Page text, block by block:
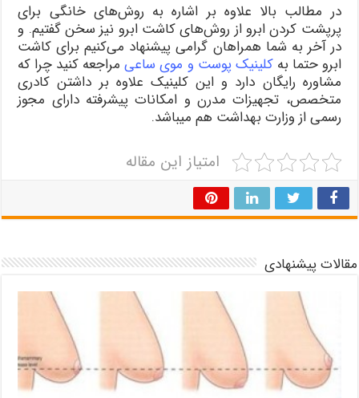
در مطالب بالا علاوه بر اشاره به روش‌های خانگی برای
پرپشت کردن ابرو از روش‌های کاشت ابرو نیز سخن گفتیم. و
در آخر به شما همراهان گرامی پیشنهاد می‌کنیم برای کاشت
ابرو حتما بهکلینیک پوست و موی ساعیمراجعه کنید چرا که
مشاوره رایگان دارد و این کلینیک علاوه بر داشتن کادری
متخصص، تجهیزات مدرن و امکانات پیشرفته دارای مجوز
رسمی از وزارت بهداشت هم می­باشد.
امتیاز این مقاله
مقالات پیشنهادی